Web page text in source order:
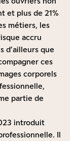
et plus de 21%
métiers, les
accru
d’ailleurs que
ces
corporels
partie de
introduit
Il